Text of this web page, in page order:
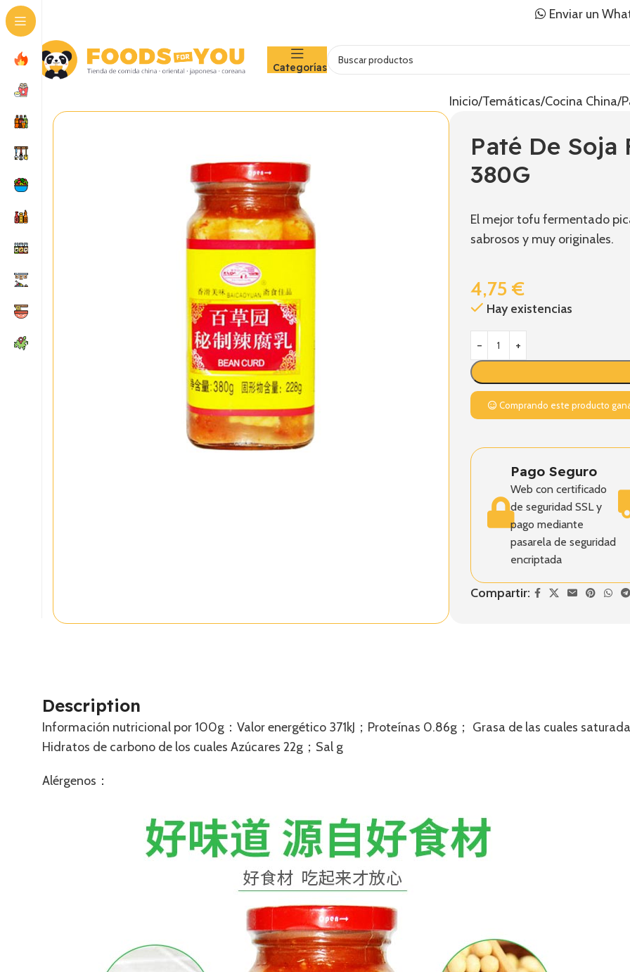
Enviar un
Categorías
Inicio Temáticas Cocina China
Paté De Soja
380G
El mejor tofu fermentado
sabrosos y muy originales.
4,75€
Hay existencias
Comprando este producto
Pago Seguro
Web con certificado
de seguridad SSL y
pago mediante
pasarela de seguridad
encriptada
Compartir:
Description
Información nutricional por 100g：Valor energético 371kJ；Proteínas 0.86g； Grasa de las cuales
Hidratos de carbono de los cuales Azúcares 22g；Sal g
Alérgenos：